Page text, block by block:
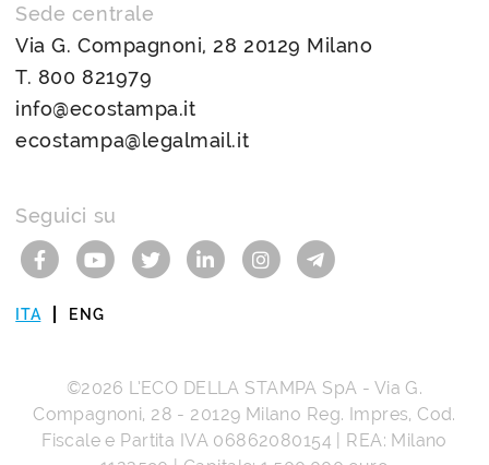
Sede centrale
Via G. Compagnoni, 28 20129 Milano
T. 800 821979
info@ecostampa.it
ecostampa@legalmail.it
Seguici su
ITA ENG
©2026 L’ECO DELLA STAMPA SpA - Via G.
Compagnoni, 28 - 20129 Milano Reg. Impres, Cod.
Fiscale e Partita IVA 06862080154 | REA: Milano